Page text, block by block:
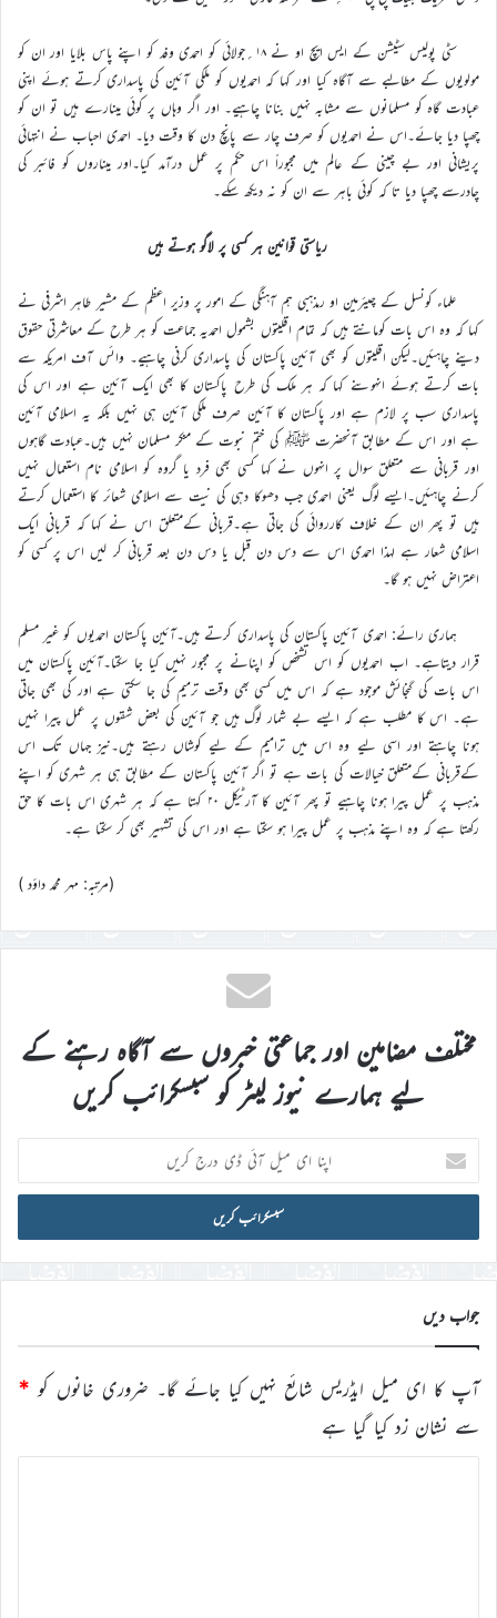
سٹی پولیس سٹیشن کے ایس ایچ او نے ۱۸؍جولائی کو احمدی وفد کو اپنے پاس بلایا اور ان کو
مولویوں کے مطالبے سے آگاہ کیا اور کہا کہ احمدیوں کو ملکی آئین کی پاسداری کرتے ہوئے اپنی
عبادت گاہ کو مسلمانوں سے مشابہ نہیں بنانا چاہیے۔ اور اگر وہاں پر کوئی مینارے ہیں تو ان کو
چھپا دیا جائے۔اس نے احمدیوں کو صرف چار سے پانچ دن کا وقت دیا۔ احمدی احباب نے انتہائی
پریشانی اور بے چینی کے عالم میں مجبوراً اس حکم پر عمل درآمد کیا۔اور میناروں کو فائبر کی
چادرسے چھپا دیا تا کہ کوئی باہر سے ان کو نہ دیکھ سکے۔
ریاستی قوانین ہر کسی پر لاگو ہوتے ہیں
علماء کونسل کے چیئرمین او رمذہبی ہم آہنگی کے امور پر وزیر اعظم کے مشیر طاہر اشرفی نے
کہا کہ وہ اس بات کومانتے ہیں کہ تمام اقلیتوں بشمول احمدیہ جماعت کو ہر طرح کے معاشرتی حقوق
دینے چاہئیں۔لیکن اقلیتوں کو بھی آئین پاکستان کی پاسداری کرنی چاہیے۔ وائس آف امریکہ سے
بات کرتے ہوئے انہوںنے کہا کہ ہر ملک کی طرح پاکستان کا بھی ایک آئین ہے اور اس کی
پاسداری سب پر لازم ہے اور پاکستان کا آئین صرف ملکی آئین ہی نہیں بلکہ یہ اسلامی آئین
ہے اور اس کے مطابق آنحضرت ﷺ کی ختم نبوت کے منکر مسلمان نہیں ہیں۔عبادت گاہوں
اور قربانی سے متعلق سوال پر انہوں نے کہا کسی بھی فرد یا گروہ کو اسلامی نام استعمال نہیں
کرنے چاہئیں۔ایسے لوگ یعنی احمدی جب دھوکا دہی کی نیت سے اسلامی شعائر کا استعمال کرتے
ہیں تو پھر ان کے خلاف کارروائی کی جاتی ہے۔قربانی کےمتعلق اس نے کہا کہ قربانی ایک
اسلامی شعار ہے لہذا احمدی اس سے دس دن قبل یا دس دن بعد قربانی کر لیں اس پر کسی کو
اعتراض نہیں ہو گا۔
ہماری رائے: احمدی آئین پاکستان کی پاسداری کرتے ہیں۔آئین پاکستان احمدیوں کو غیر مسلم
قرار دیتاہے۔ اب احمدیوں کو اس تشخص کو اپنانے پر مجبور نہیں کیا جا سکتا۔آئین پاکستان میں
اس بات کی گنجائش موجود ہے کہ اس میں کسی بھی وقت ترمیم کی جا سکتی ہے اور کی بھی جاتی
ہے۔ اس کا مطلب ہے کہ ایسے بے شمار لوگ ہیں جو آئین کی بعض شقوں پر عمل پیرا نہیں
ہونا چاہتے اور اسی لیے وہ اس میں ترامیم کے لیے کوشاں رہتے ہیں۔نیز جہاں تک اس
کےقربانی کےمتعلق خیالات کی بات ہے تو اگر آئین پاکستان کے مطابق ہی ہر شہری کو اپنے
مذہب پر عمل پیرا ہونا چاہیے تو پھر آئین کا آرٹیکل ۲۰ کہتا ہے کہ ہر شہری اس بات کا حق
رکھتا ہے کہ وہ اپنے مذہب پر عمل پیرا ہو سکتا ہے اور اس کی تشہیر بھی کر سکتا ہے۔
(مرتبہ: مہر محمد داؤد )
مختلف مضامین اور جماعتی خبروں سے آگاہ رہنے کے
لیے ہمارے نیوز لیٹر کو سبسکرائب کریں
اپنا
ای
میل
ڈی
درج
کریں
جواب دیں
آپ کا ای میل ایڈریس شائع نہیں کیا جائے گا۔ ضروری خانوں کو *
سے نشان زد کیا گیا ہے